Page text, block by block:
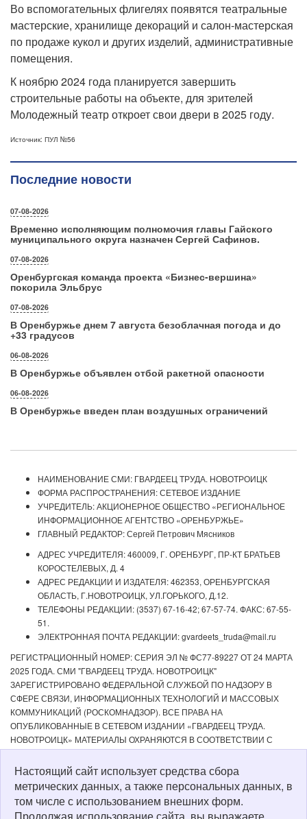
Во вспомогательных флигелях появятся театральные
мастерские, хранилище декораций и салон-мастерская
по продаже кукол и других изделий, административные
помещения.
К ноябрю 2024 года планируется завершить
строительные работы на объекте, для зрителей
Молодежный театр откроет свои двери в 2025 году.
Источник: ПУЛ №56
Последние новости
07-08-2026
Временно исполняющим полномочия главы Гайского
муниципального округа назначен Сергей Сафинов.
07-08-2026
Оренбургская команда проекта «Бизнес‑вершина»
покорила Эльбрус
07-08-2026
В Оренбуржье днем 7 августа безоблачная погода и до
+33 градусов
06-08-2026
В Оренбуржье объявлен отбой ракетной опасности
06-08-2026
В Оренбуржье введен план воздушных ограничений
НАИМЕНОВАНИЕ СМИ: ГВАРДЕЕЦ ТРУДА. НОВОТРОИЦК
ФОРМА РАСПРОСТРАНЕНИЯ: СЕТЕВОЕ ИЗДАНИЕ
УЧРЕДИТЕЛЬ: АКЦИОНЕРНОЕ ОБЩЕСТВО «РЕГИОНАЛЬНОЕ
ИНФОРМАЦИОННОЕ АГЕНТСТВО «ОРЕНБУРЖЬЕ»
ГЛАВНЫЙ РЕДАКТОР: Сергей Петрович Мясников
АДРЕС УЧРЕДИТЕЛЯ: 460009, Г. ОРЕНБУРГ, ПР-КТ БРАТЬЕВ
КОРОСТЕЛЕВЫХ, Д. 4
АДРЕС РЕДАКЦИИ И ИЗДАТЕЛЯ: 462353, ОРЕНБУРГСКАЯ
ОБЛАСТЬ, Г.НОВОТРОИЦК, УЛ.ГОРЬКОГО, Д.12.
ТЕЛЕФОНЫ РЕДАКЦИИ: (3537) 67-16-42; 67-57-74. ФАКС: 67-55-
51.
ЭЛЕКТРОННАЯ ПОЧТА РЕДАКЦИИ: gvardeets_truda@mail.ru
РЕГИСТРАЦИОННЫЙ НОМЕР: СЕРИЯ ЭЛ № ФС77-89227 ОТ 24 МАРТА
2025 ГОДА. СМИ "ГВАРДЕЕЦ ТРУДА. НОВОТРОИЦК"
ЗАРЕГИСТРИРОВАНО ФЕДЕРАЛЬНОЙ СЛУЖБОЙ ПО НАДЗОРУ В
СФЕРЕ СВЯЗИ, ИНФОРМАЦИОННЫХ ТЕХНОЛОГИЙ И МАССОВЫХ
КОММУНИКАЦИЙ (РОСКОМНАДЗОР). ВСЕ ПРАВА НА
ОПУБЛИКОВАННЫЕ В СЕТЕВОМ ИЗДАНИИ «ГВАРДЕЕЦ ТРУДА.
НОВОТРОИЦК» МАТЕРИАЛЫ ОХРАНЯЮТСЯ В СООТВЕТСТВИИ С
ЗАКОНОДАТЕЛЬСТВОМ РФ. ЛЮБОЕ ИСПОЛЬЗОВАНИЕ МАТЕРИАЛОВ
ДОПУСКАЕТСЯ ТОЛЬКО ПО СОГЛАСОВАНИЮ С РЕДАКЦИЕЙ С
ОБЯЗАТЕЛЬНОЙ АКТИВНОЙ ССЫЛКОЙ НА ИСТОЧНИК. РЕДАКЦИЯ НЕ
НЕСЕТ ОТВЕТСТВЕННОСТИ ЗА ДОСТОВЕРНОСТЬ РЕКЛАМНЫХ
МАТЕРИАЛОВ, РАЗМЕЩЕННЫХ В СЕТЕВОМ ИЗДАНИИ «ГВАРДЕЕЦ
Настоящий сайт использует средства сбора
метрических данных, а также персональных данных, в
том числе с использованием внешних форм.